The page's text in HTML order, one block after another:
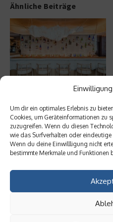
Um dir ein optimales Erlebnis zu
Cookies, um Geräteinformationen zu
zuzugreifen. Wenn du diesen
wie das Surfverhalten oder
Wenn du deine Einwillligung nicht
bestimmte Merkmale und Funktionen
Ähnliche Beiträge
Digitale Transformation in
20. Mai 2025
Aktuelles
Ist